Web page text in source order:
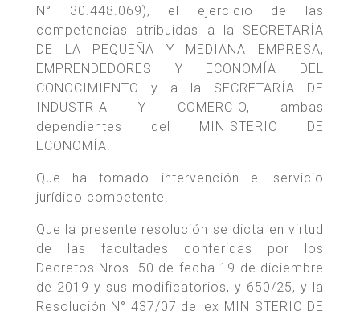
N° 30.448.069), el ejercicio de las
competencias atribuidas a la SECRETARÍA
DE LA PEQUEÑA Y MEDIANA EMPRESA,
EMPRENDEDORES Y ECONOMÍA DEL
CONOCIMIENTO y a la SECRETARÍA DE
INDUSTRIA Y COMERCIO, ambas
dependientes del MINISTERIO DE
ECONOMÍA.
Que ha tomado intervención el servicio
jurídico competente.
Que la presente resolución se dicta en virtud
de las facultades conferidas por los
Decretos Nros. 50 de fecha 19 de diciembre
de 2019 y sus modificatorios, y 650/25, y la
Resolución N° 437/07 del ex MINISTERIO DE